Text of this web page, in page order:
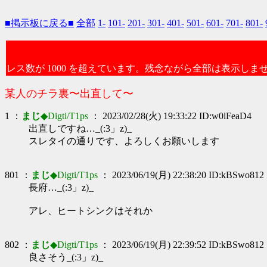
■掲示板に戻る■ 全部 1- 101- 201- 301- 401- 501- 601- 701- 801-
レス数が 1000 を超えています。残念ながら全部は表示しませ
某人のチラ裏〜出直して〜
1 ： まじ◆Digti/T1ps ： 2023/02/28(火) 19:33:22 ID:w0lFeaD4
出直しですね…_(:3」z)_
スレタイの通りです、よろしくお願いします
801 ： まじ◆Digti/T1ps ： 2023/06/19(月) 22:38:20 ID:kBSwo812
長府…_(:3」z)_
アレ、ヒートシンクはそれか
802 ： まじ◆Digti/T1ps ： 2023/06/19(月) 22:39:52 ID:kBSwo812
良さそう_(:3」z)_